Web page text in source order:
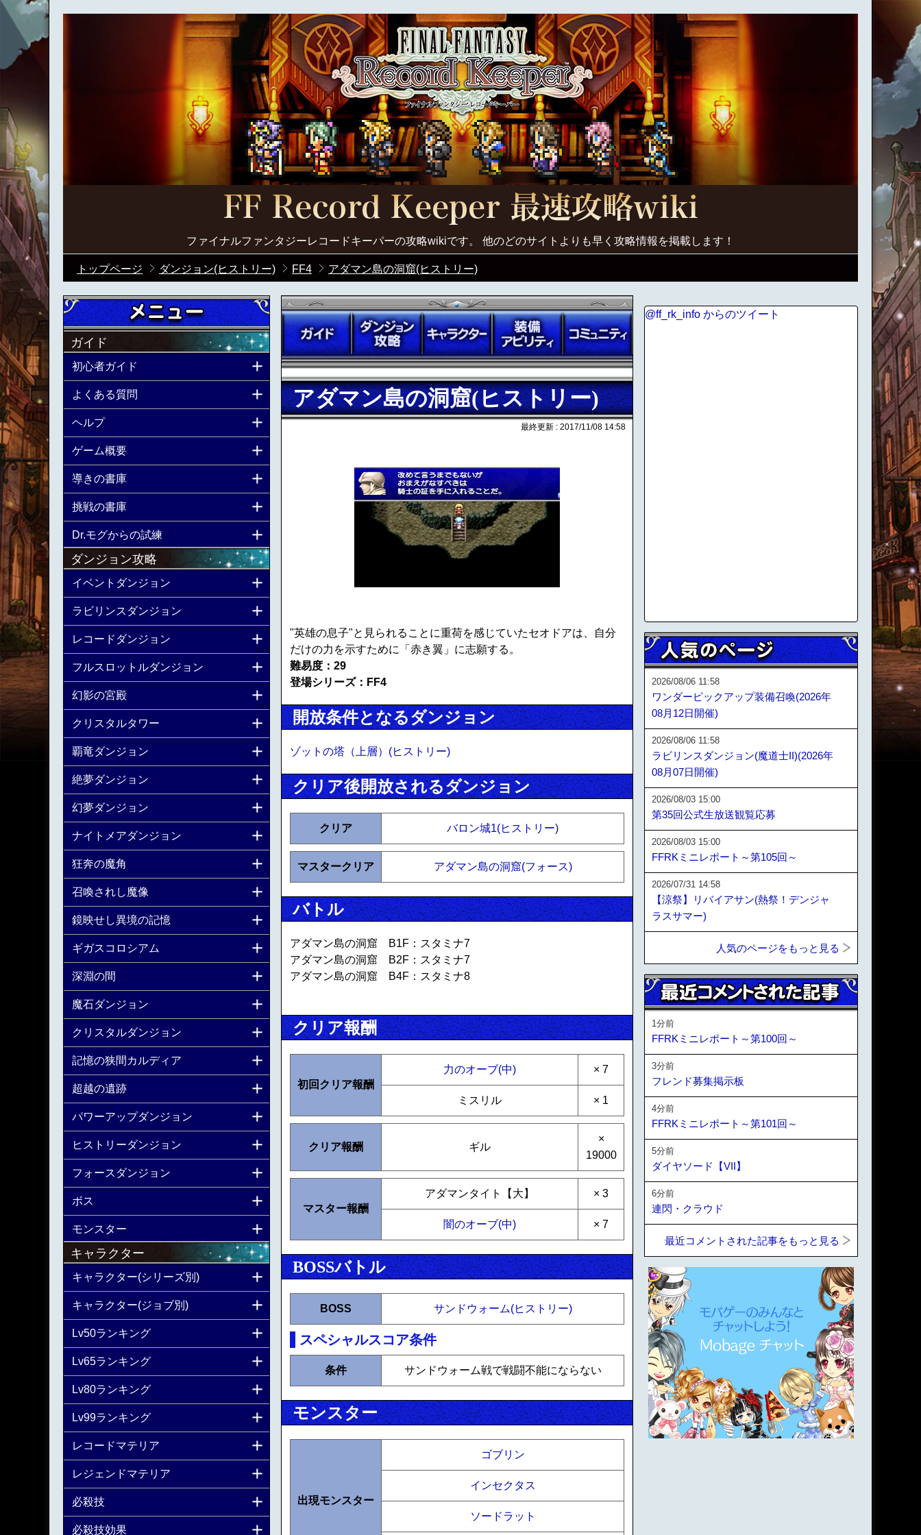
ファイナルファンタジーレコードキーパーの攻略wikiです。 他のどのサイトよりも早く攻略情報を掲載します！
トップページ ダンジョン(ヒストリー) FF4 アダマン島の洞窟(ヒストリー)
アダマン島の洞窟(ヒストリー)
最終更新 : 2017/11/08 14:58
"英雄の息子"と見られることに重荷を感じていたセオドアは、自分
だけの力を示すために「赤き翼」に志願する。
難易度：29
登場シリーズ：FF4
開放条件となるダンジョン
ゾットの塔（上層）(ヒストリー)
クリア後開放されるダンジョン
クリア バロン城1(ヒストリー)
マスタークリア アダマン島の洞窟(フォース)
バトル
アダマン島の洞窟 B1F：スタミナ7
アダマン島の洞窟 B2F：スタミナ7
アダマン島の洞窟 B4F：スタミナ8
クリア報酬
初回クリア報酬
力のオーブ(中) × 7
ミスリル × 1
クリア報酬 ギル
×
19000
マスター報酬
アダマンタイト【大】 × 3
闇のオーブ(中) × 7
BOSSバトル
BOSS サンドウォーム(ヒストリー)
スペシャルスコア条件
条件 サンドウォーム戦で戦闘不能にならない
モンスター
出現モンスター
ゴブリン
インセクタス
ソードラット
ガイド
初心者ガイド
よくある質問
ヘルプ
ゲーム概要
導きの書庫
挑戦の書庫
Dr.モグからの試練
ダンジョン攻略
イベントダンジョン
ラビリンスダンジョン
レコードダンジョン
フルスロットルダンジョン
幻影の宮殿
クリスタルタワー
覇竜ダンジョン
絶夢ダンジョン
幻夢ダンジョン
ナイトメアダンジョン
狂奔の魔角
召喚されし魔像
鏡映せし異境の記憶
ギガスコロシアム
深淵の間
魔石ダンジョン
クリスタルダンジョン
記憶の狭間カルディア
超越の遺跡
パワーアップダンジョン
ヒストリーダンジョン
フォースダンジョン
ボス
モンスター
キャラクター
キャラクター(シリーズ別)
キャラクター(ジョブ別)
Lv50ランキング
Lv65ランキング
Lv80ランキング
Lv99ランキング
レコードマテリア
レジェンドマテリア
必殺技
必殺技効果
@ff_rk_info からのツイート
2026/08/06 11:58
ワンダーピックアップ装備召喚(2026年
08月12日開催)
2026/08/06 11:58
ラビリンスダンジョン(魔道士II)(2026年
08月07日開催)
2026/08/03 15:00
第35回公式生放送観覧応募
2026/08/03 15:00
FFRKミニレポート～第105回～
2026/07/31 14:58
【涼祭】リバイアサン(熱祭！デンジャ
ラスサマー)
人気のページをもっと見る
1分前
FFRKミニレポート～第100回～
3分前
フレンド募集掲示板
4分前
FFRKミニレポート～第101回～
5分前
ダイヤソード【VII】
6分前
連閃・クラウド
最近コメントされた記事をもっと見る